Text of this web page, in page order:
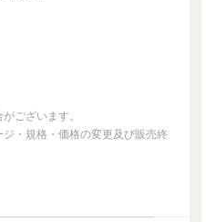
ございます。
・規格・価格の変更及び販売終